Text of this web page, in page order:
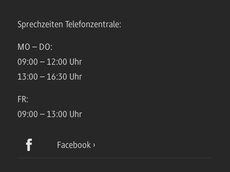
Sprechzeiten Telefonzentrale:
MO – DO:
09:00 – 12:00 Uhr
13:00 – 16:30 Uhr
FR:
09:00 – 13:00 Uhr
Facebook